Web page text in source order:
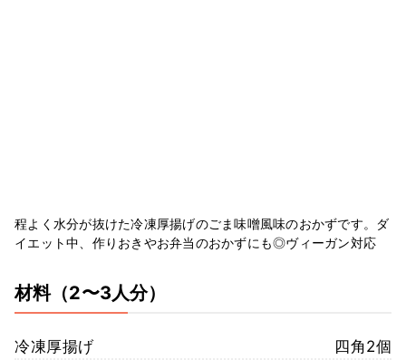
程よく水分が抜けた冷凍厚揚げのごま味噌風味のおかずです。ダ
イエット中、作りおきやお弁当のおかずにも◎ヴィーガン対応
材料（2〜3人分）
冷凍厚揚げ
四角2個